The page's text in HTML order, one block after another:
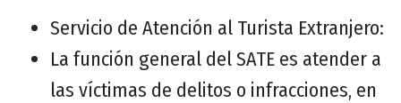
Servicio de Atención al Turista Extranjero:
La función general del SATE es atender a
las víctimas de delitos o infracciones, en